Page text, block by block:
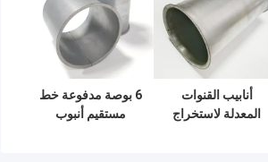
أنابيب القنوات
المعدلة لاستخراج
6 بوصة مدفوعة خط
مستقيم أنبوب